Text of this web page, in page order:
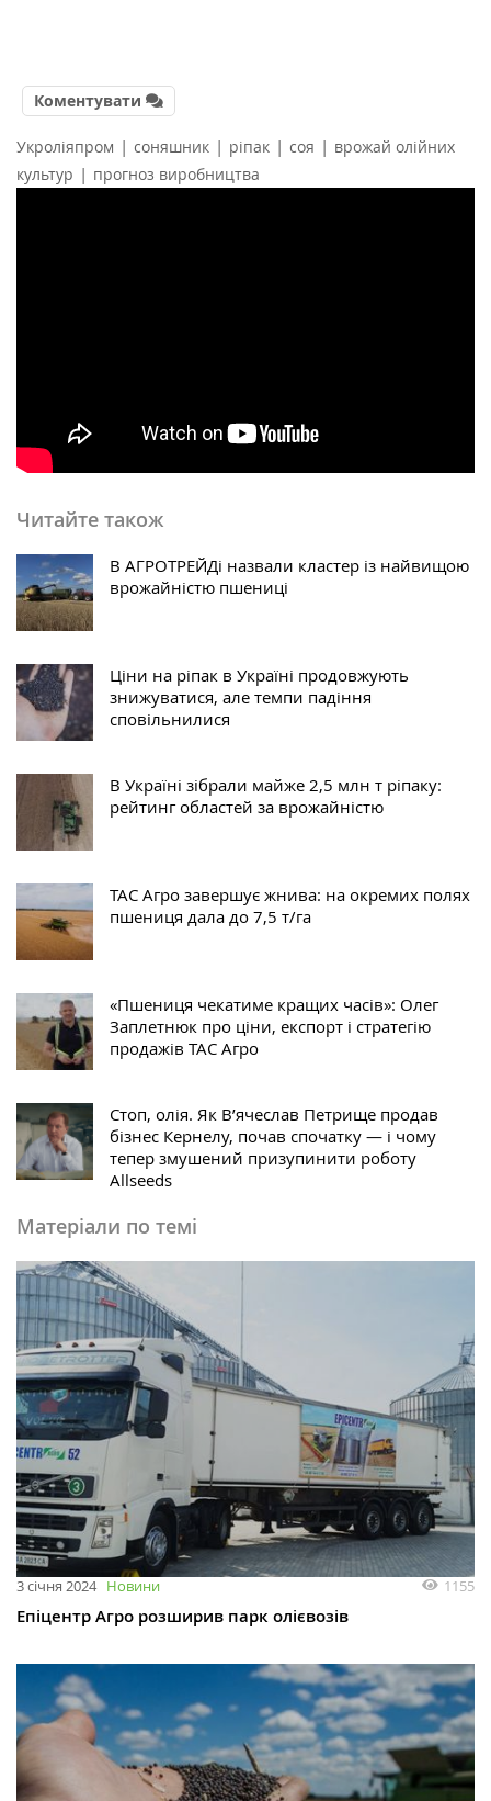
Коментувати
Укроліяпром | соняшник | ріпак | соя | врожай олійних
культур | прогноз виробництва
Читайте також
В АГРОТРЕЙДі назвали кластер із найвищою
врожайністю пшениці
Ціни на ріпак в Україні продовжують
знижуватися, але темпи падіння
сповільнилися
В Україні зібрали майже 2,5 млн т ріпаку:
рейтинг областей за врожайністю
ТАС Агро завершує жнива: на окремих полях
пшениця дала до 7,5 т/га
«Пшениця чекатиме кращих часів»: Олег
Заплетнюк про ціни, експорт і стратегію
продажів ТАС Агро
Стоп, олія. Як В’ячеслав Петрище продав
бізнес Кернелу, почав спочатку — і чому
тепер змушений призупинити роботу
Allseeds
Матеріали по темі
3 січня 2024 Новини 1155
Епіцентр Агро розширив парк олієвозів